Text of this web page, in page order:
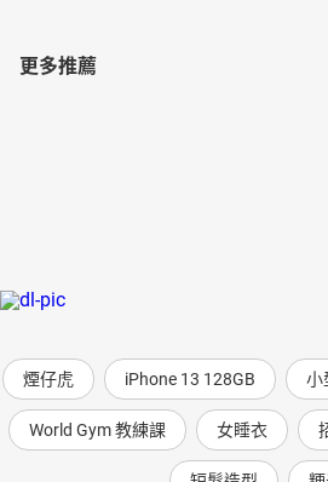
‧無疑地，這本書首度揭開了封閉已久
‧從意料不到的地方，產生意料不到的衝
《美麗佳人月刊》
‧閱讀之後，令人震撼到說不出話來……
本《花椿月刊》
‧荒涼而令人難以忘懷！——《舊金山紀
更多推薦
煙仔虎 iPhone 13 128GB 小
World Gym 教練課 女睡衣